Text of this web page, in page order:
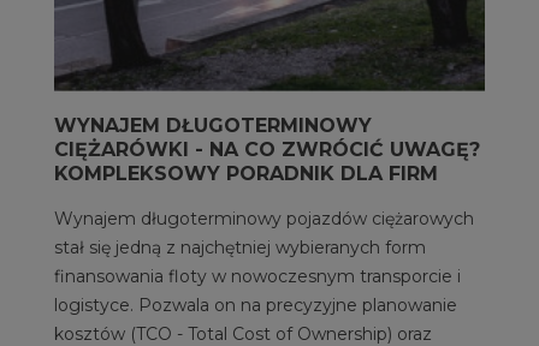
WYNAJEM DŁUGOTERMINOWY
CIĘŻARÓWKI - NA CO ZWRÓCIĆ UWAGĘ?
KOMPLEKSOWY PORADNIK DLA FIRM
Wynajem długoterminowy pojazdów ciężarowych
stał się jedną z najchętniej wybieranych form
finansowania floty w nowoczesnym transporcie i
logistyce. Pozwala on na precyzyjne planowanie
kosztów (TCO - Total Cost of Ownership) oraz